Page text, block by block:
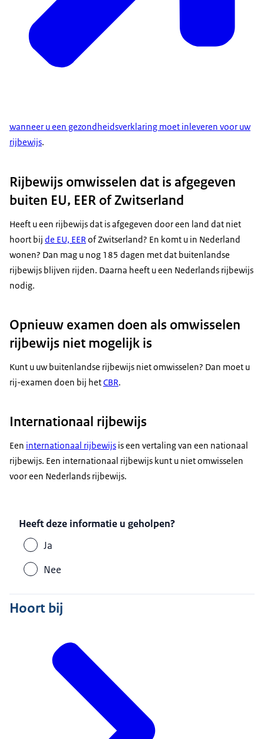
wanneer u een gezondheidsverklaring moet inleveren voor uw
rijbewijs.
Rijbewijs omwisselen dat is afgegeven
buiten EU, EER of Zwitserland
Heeft u een rijbewijs dat is afgegeven door een land dat niet
hoort bij de EU, EER of Zwitserland? En komt u in Nederland
wonen? Dan mag u nog 185 dagen met dat buitenlandse
rijbewijs blijven rijden. Daarna heeft u een Nederlands rijbewijs
nodig.
Opnieuw examen doen als omwisselen
rijbewijs niet mogelijk is
Kunt u uw buitenlandse rijbewijs niet omwisselen? Dan moet u
rij-examen doen bij hetCBR.
Internationaal rijbewijs
Een internationaal rijbewijs is een vertaling van een nationaal
rijbewijs. Een internationaal rijbewijs kunt u niet omwisselen
voor een Nederlands rijbewijs.
Heeft deze informatie u geholpen?
Ja
Nee
Hoort bij